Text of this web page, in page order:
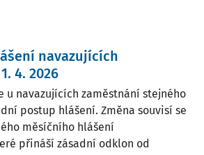
navazujících
4. 2026
u navazujících zaměstnání stejného
postup hlášení. Změna souvisí se
měsíčního hlášení
přináší zásadní odklon od